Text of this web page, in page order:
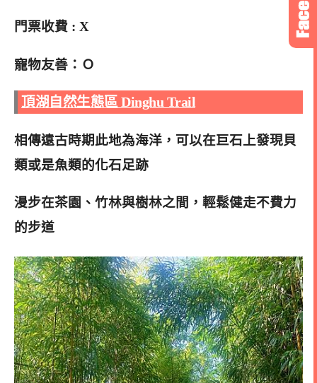
門票收費 : X
寵物友善：Ｏ
頂湖自然生態區 Dinghu Trail
相傳遠古時期此地為海洋，可以在巨石上發現貝
類或是魚類的化石足跡
漫步在茶園、竹林與樹林之間，輕鬆健走不費力
的步道